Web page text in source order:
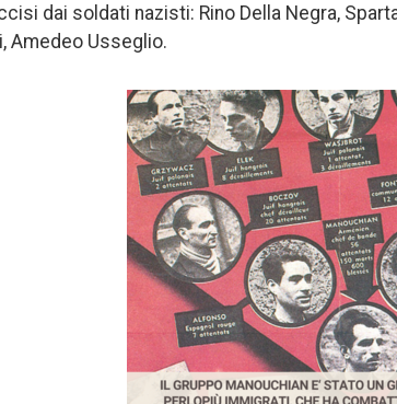
dai soldati nazisti: Rino Della Negra,
Amedeo Usseglio.